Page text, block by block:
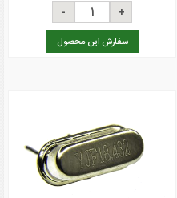
سفارش این محصول